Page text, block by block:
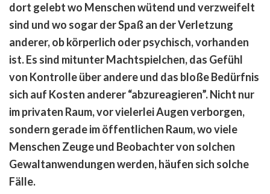
dort gelebt wo Menschen wütend und verzweifelt
sind und wo sogar der Spaß an der Verletzung
anderer, ob körperlich oder psychisch, vorhanden
ist. Es sind mitunter Machtspielchen, das Gefühl
von Kontrolle über andere und das bloße Bedürfnis
sich auf Kosten anderer“abzureagieren”. Nicht nur
im privaten Raum, vor vielerlei Augen verborgen,
sondern gerade im öffentlichen Raum, wo viele
Menschen Zeuge und Beobachter von solchen
Gewaltanwendungen werden, häufen sich solche
Fälle.